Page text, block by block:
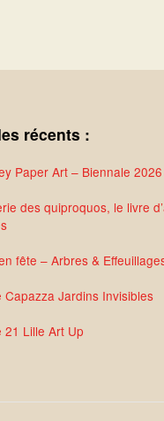
récents :
Paper Art – Biennale 2026
des quiproquos, le livre
fête – Arbres &
Capazza Jardins Invisibles
21 Lille Art Up